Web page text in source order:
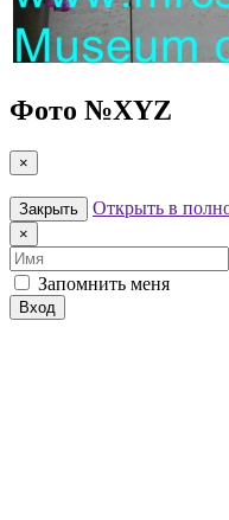
Фото №XYZ
×
Закрыть Открыть в
×
Имя
Запомнить меня
Вход